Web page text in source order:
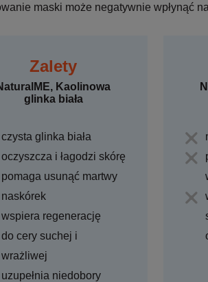
maski może negatywnie wpłynąć
Zalety
Kaolinowa
glinka biała
czysta glinka biała
oczyszcza i łagodzi skórę
pomaga usunąć martwy
naskórek
wspiera regenerację
do cery suchej i
wrażliwej
uzupełnia niedobory